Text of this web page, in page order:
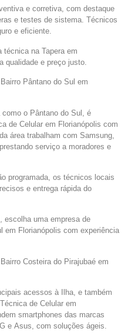
e corretiva, com destaque
e testes de sistema. Técnicos
e eficiente.
técnica na Tapera em
qualidade e preço justo.
Pântano do Sul em
o Pântano do Sul, é
de Celular em Florianópolis com
área trabalham com Samsung,
serviço a moradores e
programada, os técnicos locais
e entrega rápida do
escolha uma empresa de
em Florianópolis com experiência
Costeira do Pirajubaé em
acessos à Ilha, e também
de Celular em
smartphones das marcas
e Asus, com soluções ágeis.